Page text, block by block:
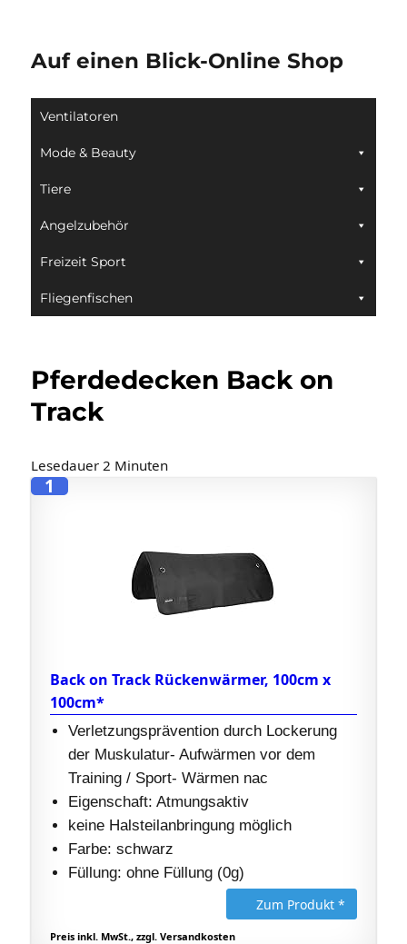
Auf einen Blick-Online Shop
Ventilatoren
Mode & Beauty
Tiere
Angelzubehör
Freizeit Sport
Fliegenfischen
Pferdedecken Back on
Track
Lesedauer 2 Minuten
1
Back on Track Rückenwärmer, 100cm x
100cm*
Verletzungsprävention durch Lockerung
der Muskulatur- Aufwärmen vor dem
Training / Sport- Wärmen nac
Eigenschaft: Atmungsaktiv
keine Halsteilanbringung möglich
Farbe: schwarz
Füllung: ohne Füllung (0g)
Zum Produkt *
Preis inkl. MwSt., zzgl. Versandkosten